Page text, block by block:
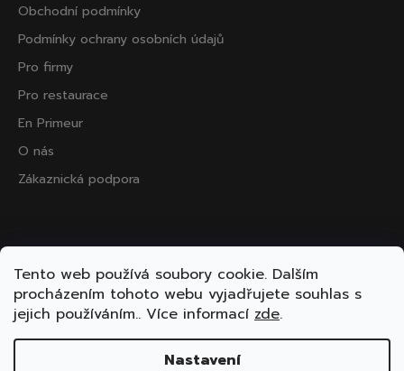
Tento web používá soubory cookie. Dalším
procházením tohoto webu vyjadřujete souhlas s
jejich používáním.. Více informací zde.
Nastavení
Obchodní podmínky
Podmínky ochrany osobních údajů
Pro firmy
Pro restaurace
En Primeur
O nás
Zákaznická podpora
Přijímáme online platby